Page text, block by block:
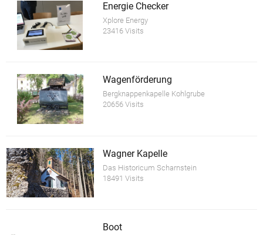
Energie Checker
Xplore Energy
23416 Visits
Wagenförderung
Bergknappenkapelle Kohlgrube
20656 Visits
Wagner Kapelle
Das Historicum Scharnstein
18491 Visits
Boot